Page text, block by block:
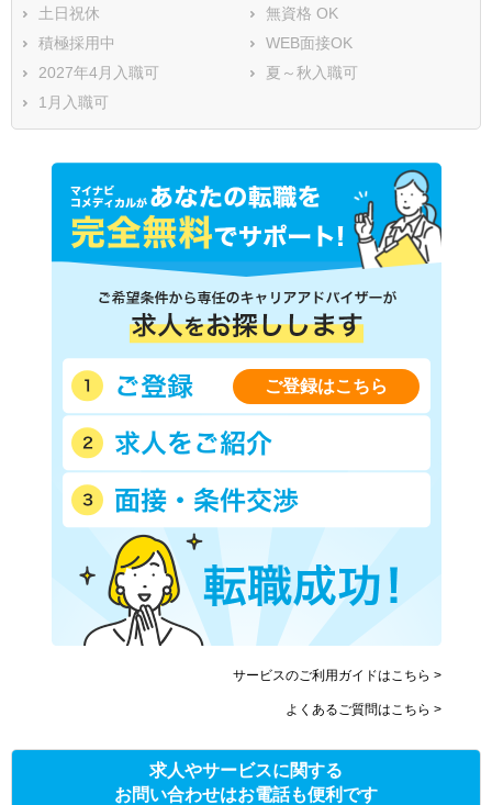
土日祝休
無資格 OK
積極採用中
WEB面接OK
2027年4月入職可
夏～秋入職可
1月入職可
ご登録はこちら
サービスのご利用ガイドはこちら >
よくあるご質問はこちら >
求人やサービスに関する
お問い合わせはお電話も便利です